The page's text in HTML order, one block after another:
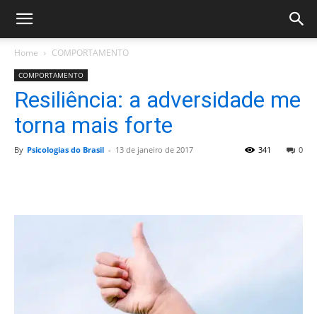
Home COMPORTAMENTO
COMPORTAMENTO
Resiliência: a adversidade me
torna mais forte
By Psicologias do Brasil - 13 de janeiro de 2017 0
341